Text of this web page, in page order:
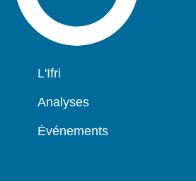
Navigation
L'Ifri
Analyses
Événements